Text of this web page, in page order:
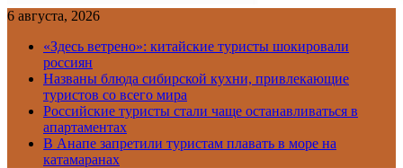
6 августа, 2026
«Здесь ветрено»: китайские туристы шокировали
россиян
Названы блюда сибирской кухни, привлекающие
туристов со всего мира
Российские туристы стали чаще останавливаться в
апартаментах
В Анапе запретили туристам плавать в море на
катамаранах